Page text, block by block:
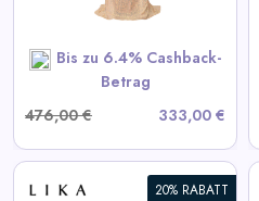
Bis zu 6.4% Cashback-
Betrag
476,00 €
333,00 €
SHOP NOW
20% RABATT